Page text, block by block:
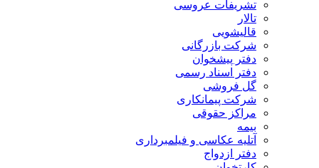
تشریفات عروسی
تالار
قالیشویی
شرکت بازرگانی
دفتر پیشخوان
دفتر اسناد رسمی
گل فروشی
شرکت پیمانکاری
مراکز حقوقی
بیمه
آتلیه عکاسی و فیلمبرداری
دفتر ازدواج